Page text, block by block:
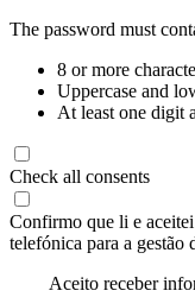
The password must
8 or more
Uppercase and
At least one digit
Check all consents
Confirmo que li e
telefónica para a gestão
Aceito receber